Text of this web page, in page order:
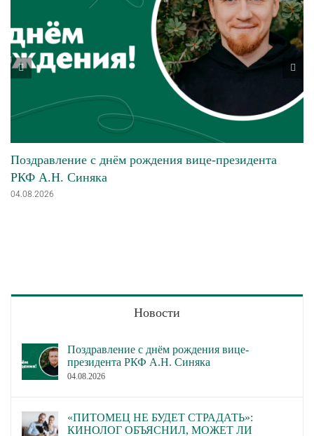
Поздравление с днём рождения вице-президента
РКФ А.Н. Синяка
04.08.2026
Новости
Поздравление с днём рождения вице-
президента РКФ А.Н. Синяка
04.08.2026
«ПИТОМЕЦ НЕ БУДЕТ СТРАДАТЬ»:
КИНОЛОГ ОБЪЯСНИЛ, МОЖЕТ ЛИ